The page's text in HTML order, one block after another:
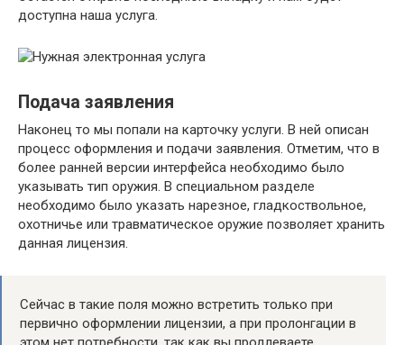
доступна наша услуга.
Подача заявления
Наконец то мы попали на карточку услуги. В ней описан
процесс оформления и подачи заявления. Отметим, что в
более ранней версии интерфейса необходимо было
указывать тип оружия. В специальном разделе
необходимо было указать нарезное, гладкоствольное,
охотничье или травматическое оружие позволяет хранить
данная лицензия.
Сейчас в такие поля можно встретить только при
первично оформлении лицензии, а при пролонгации в